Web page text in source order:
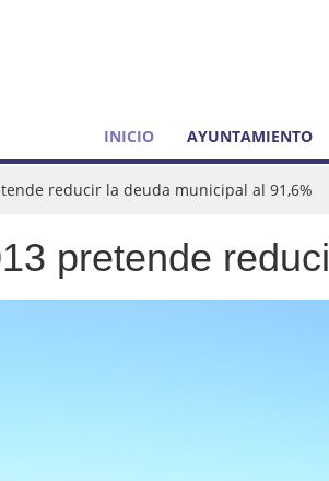
INICIO AYUNTAMIENTO
reducir la deuda municipal al 91,6%
pretende